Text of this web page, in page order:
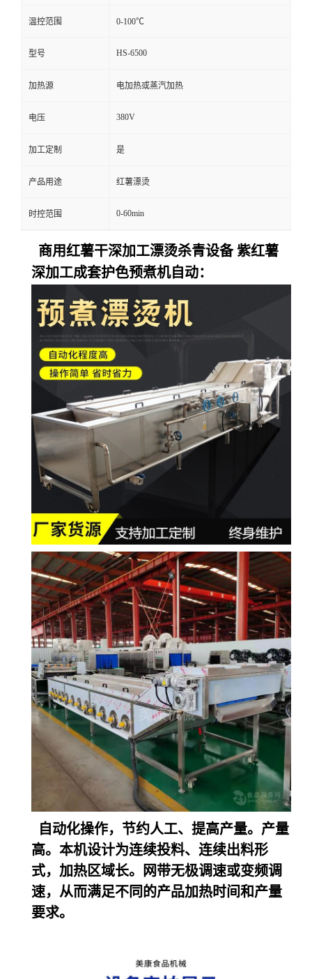
温控范围 0-100℃
型号 HS-6500
加热源 电加热或蒸汽加热
电压 380V
加工定制 是
产品用途 红薯漂烫
时控范围 0-60min
商用红薯干深加工漂烫杀青设备 紫红薯
深加工成套护色预煮机自动：
自动化操作， 节约人工、提高产量。产量
高。本机设计为连续投料、连续出料形
式，加热区域长。网带无极调速或变频调
速，从而满足不同的产品加热时间和产量
要求。